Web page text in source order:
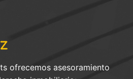
ofrecemos asesoramiento